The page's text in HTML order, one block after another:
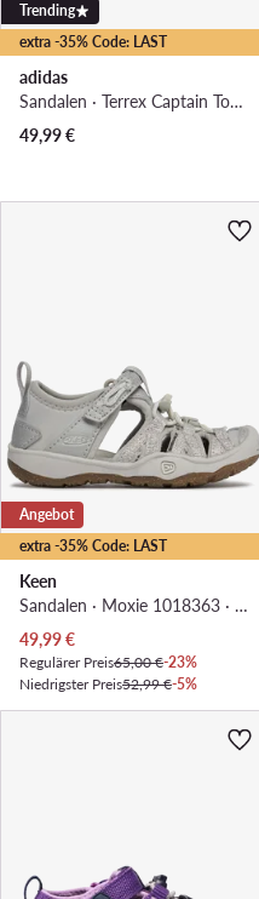
extra -35% Code: LAST
Trending
adidas
Sandalen · Terrex Captain Toey 2.0 Sandals HQ5835 · Schwarz
49,99€
extra -35% Code: LAST
Angebot
Keen
Sandalen · Moxie 1018363 · Silberfarben
Aktueller Preis
49,99€
Regulärer Preis65,00 €-23%
Niedrigster Preis52,99 €-5%